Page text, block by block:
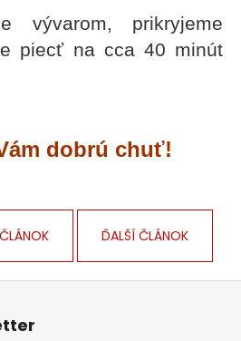
vývarom, prikryjeme
piecť na cca 40 minút
dobrú chuť!
ĎALŠÍ ČLÁNOK